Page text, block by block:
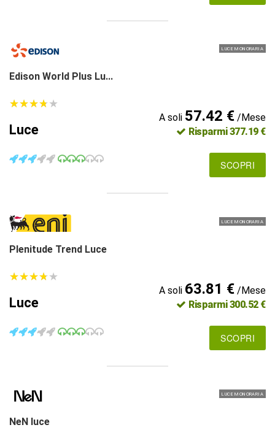
LUCE MONORARIA
Edison World Plus Lu...
★★★★★
★★★★★
Luce
A soli 57.42 €/Mese
Risparmi 377.19 €
SCOPRI
LUCE MONORARIA
Plenitude Trend Luce
★★★★★
★★★★★
Luce
A soli 63.81 €/Mese
Risparmi 300.52 €
SCOPRI
LUCE MONORARIA
NeN luce